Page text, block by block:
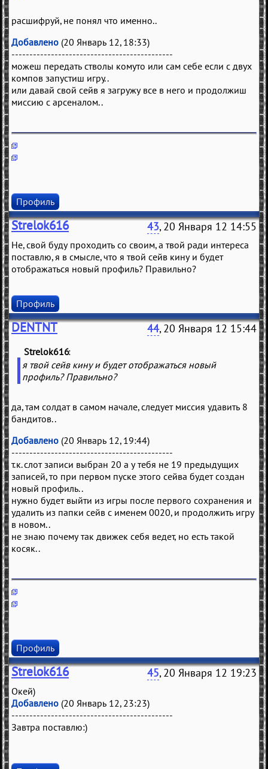
расшифруй, не понял что именно..
Добавлено (20 Январь 12, 18:33)
---------------------------------------------
можеш передать стволы комуто или сам себе если с двух
компов запустиш игру..
или давай свой сейв я загружу все в него и продолжиш
миссию с арсеналом..
Профиль
Strelok616 43, 20 Января 12 14:55
Не, свой буду проходить со своим, а твой ради интереса
поставлю, я в смысле, что я твой сейв кину и будет
отображаться новый профиль? Правильно?
Профиль
DENTNT 44, 20 Января 12 15:44
Strelok616
я твой сейв кину и будет отображаться новый
профиль? Правильно?
да, там солдат в самом начале, следует миссия удавить 8
бандитов..
Добавлено (20 Январь 12, 19:44)
---------------------------------------------
т.к. слот записи выбран 20 а у тебя не 19 предыдущих
записей, то при первом пуске этого сейва будет создан
новый профиль..
нужно будет выйти из игры после первого сохранения и
удалить из папки сейв с именем 0020, и продолжить игру
в новом..
не знаю почему так движек себя ведет, но есть такой
косяк..
Профиль
Strelok616 45, 20 Января 12 19:23
Окей)
Добавлено (20 Январь 12, 23:23)
---------------------------------------------
Завтра поставлю:)